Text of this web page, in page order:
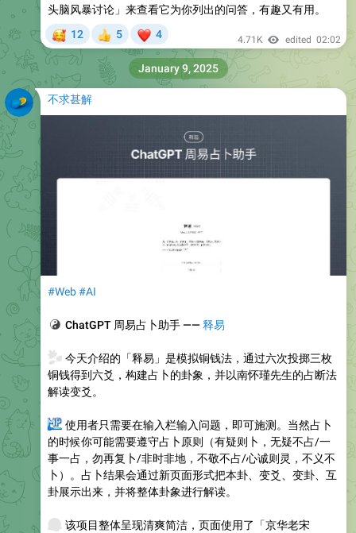
头脑风暴讨论」来查看它为你列出的问答，有趣又有用。
12 5
❤
4 4.71K edited 02:02
不求甚解
#Web#AI
ChatGPT 周易占卜助手 ——释易
今天介绍的「释易」是模拟铜钱法，通过六次投掷三枚
铜钱得到六爻，构建占卜的卦象，并以南怀瑾先生的占断法
解读变爻。
使用者只需要在输入栏输入问题，即可施测。当然占卜
的时候你可能需要遵守占卜原则（有疑则卜，无疑不占/一
事一占，勿再复卜/非时非地，不敬不占/心诚则灵，不义不
卜）。占卜结果会通过新页面形式把本卦、变爻、变卦、互
卦展示出来，并将整体卦象进行解读。
该项目整体呈现清爽简洁，页面使用了「京华老宋
January 9, 2025